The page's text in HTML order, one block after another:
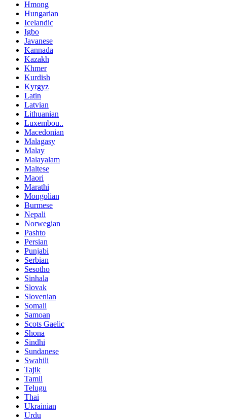
Hmong
Hungarian
Icelandic
Igbo
Javanese
Kannada
Kazakh
Khmer
Kurdish
Kyrgyz
Latin
Latvian
Lithuanian
Luxembou..
Macedonian
Malagasy
Malay
Malayalam
Maltese
Maori
Marathi
Mongolian
Burmese
Nepali
Norwegian
Pashto
Persian
Punjabi
Serbian
Sesotho
Sinhala
Slovak
Slovenian
Somali
Samoan
Scots Gaelic
Shona
Sindhi
Sundanese
Swahili
Tajik
Tamil
Telugu
Thai
Ukrainian
Urdu